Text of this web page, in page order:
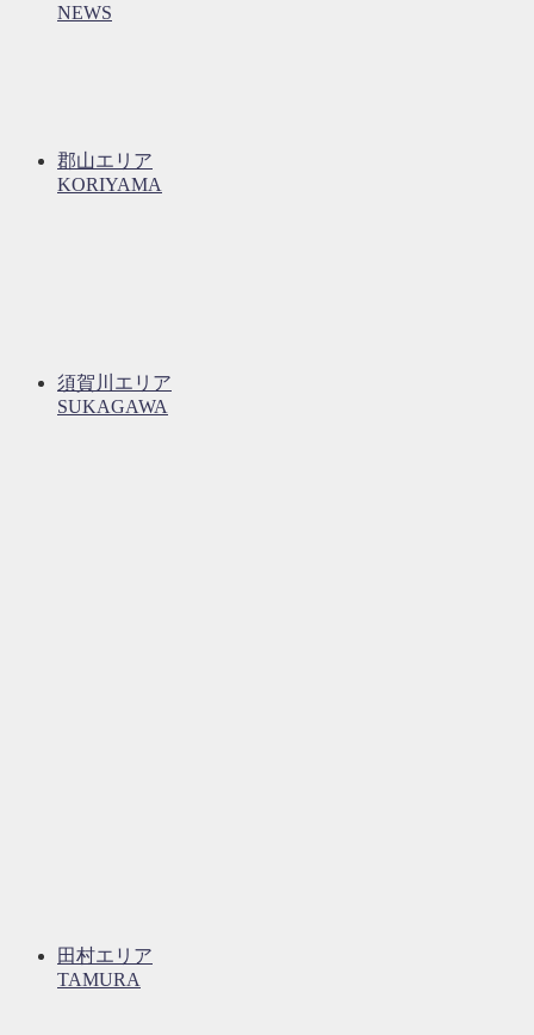
NEWS
郡山エリア
KORIYAMA
須賀川エリア
SUKAGAWA
田村エリア
TAMURA